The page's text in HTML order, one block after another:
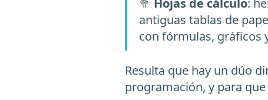
🥦 Hojas de cálculo:
antiguas tablas de
con fórmulas, gráficos
Resulta que hay un dúo
programación, y para